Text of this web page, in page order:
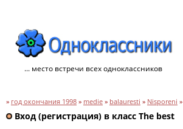
... место встречи всех одноклассников
» год окончания 1998 » medie » balauresti » Nisporeni »
Вход (регистрация) в класс The best